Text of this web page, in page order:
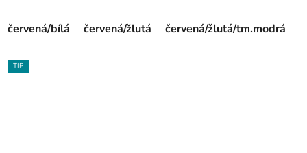
červená/bílá červená/žlutá červená/žlutá/tm.modrá
TIP